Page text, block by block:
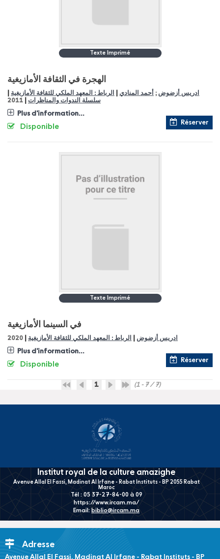
Texte Imprimé
الهجرة في الثقافة الأمازيغية
ادريس أزضوض ; أحمد المنادي الرباط : المعهد الملكي للثقافة الأمازيغية
سلسلة الندوات والمناظرات 2011
Plus d'information...
Réserver
Disponible
Texte Imprimé
في السينما الأمازيغية
ادريس أزضوض الرباط : المعهد الملكي للثقافة الأمازيغية 2020
Plus d'information...
Réserver
Disponible
1 (1 - 7 / 7)
Institut royal de la culture amazighe
Avenue Allal El Fassi, Madinat Al Irfane - Rabat Instituts - BP 2055 Rabat
Maroc
Tél : 05 37-27-84-00 à 09
https://www.ircam.ma/
Email: biblio@ircam.ma
Adresse
Avenue Allal El Fassi, Madinat Al Irfane - Rabat Instituts - BP